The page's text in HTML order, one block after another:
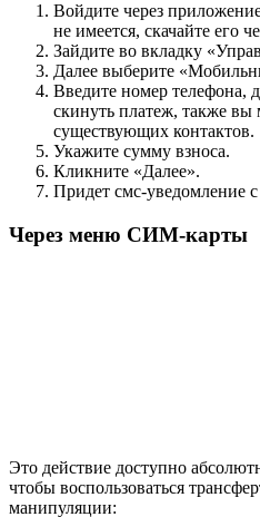
Войдите через
не имеется, скачайте его
Зайдите во вкладку
Далее выберите
Введите номер телефона,
скинуть платеж, также
существующих контактов.
Укажите сумму взноса.
Кликните «Далее».
Придет смс-уведомление
Через меню СИМ-карты
Это действие доступно
чтобы воспользоваться
манипуляции: